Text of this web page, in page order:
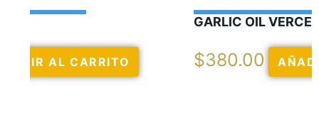
$380.00 AÑADIR AL CARRITO